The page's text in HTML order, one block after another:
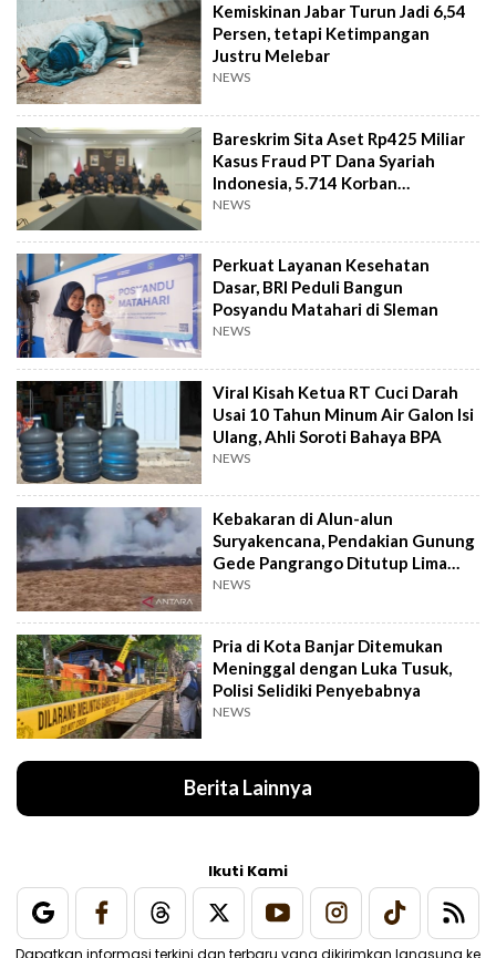
Kemiskinan Jabar Turun Jadi 6,54
Persen, tetapi Ketimpangan
Justru Melebar
NEWS
Bareskrim Sita Aset Rp425 Miliar
Kasus Fraud PT Dana Syariah
Indonesia, 5.714 Korban
Terverifikasai
NEWS
Perkuat Layanan Kesehatan
Dasar, BRI Peduli Bangun
Posyandu Matahari di Sleman
NEWS
Viral Kisah Ketua RT Cuci Darah
Usai 10 Tahun Minum Air Galon Isi
Ulang, Ahli Soroti Bahaya BPA
NEWS
Kebakaran di Alun-alun
Suryakencana, Pendakian Gunung
Gede Pangrango Ditutup Lima
Hari
NEWS
Pria di Kota Banjar Ditemukan
Meninggal dengan Luka Tusuk,
Polisi Selidiki Penyebabnya
NEWS
Berita Lainnya
Ikuti Kami
Dapatkan informasi terkini dan terbaru yang dikirimkan langsung ke